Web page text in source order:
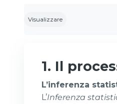
Visualizzare
1. Il
L’inferenza
L’Inferenza